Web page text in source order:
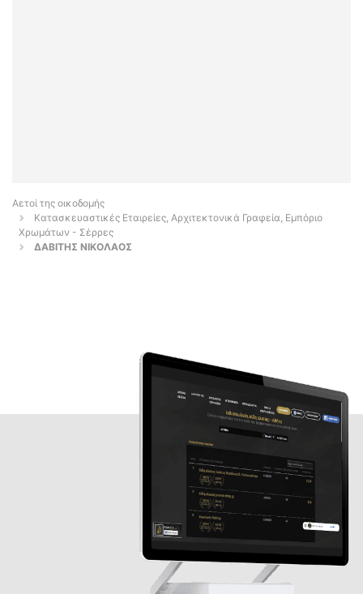
Αετοί της οικοδομής
Κατασκευαστικές Εταιρείες, Αρχιτεκτονικά Γραφεία, Εμπόριο
Χρωμάτων - Σέρρες
ΔΑΒΙΤΗΣ ΝΙΚΟΛΑΟΣ